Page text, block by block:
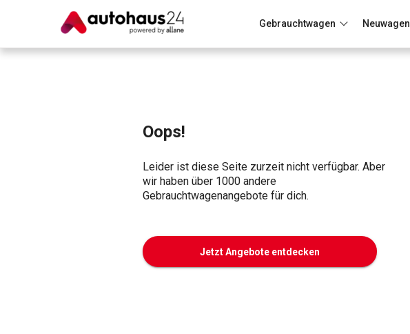
Gebrauchtwagen Neuwagen
Oops!
Leider ist diese Seite zurzeit nicht verfügbar. Aber
wir haben über 1000 andere
Gebrauchtwagenangebote für dich.
Jetzt Angebote entdecken